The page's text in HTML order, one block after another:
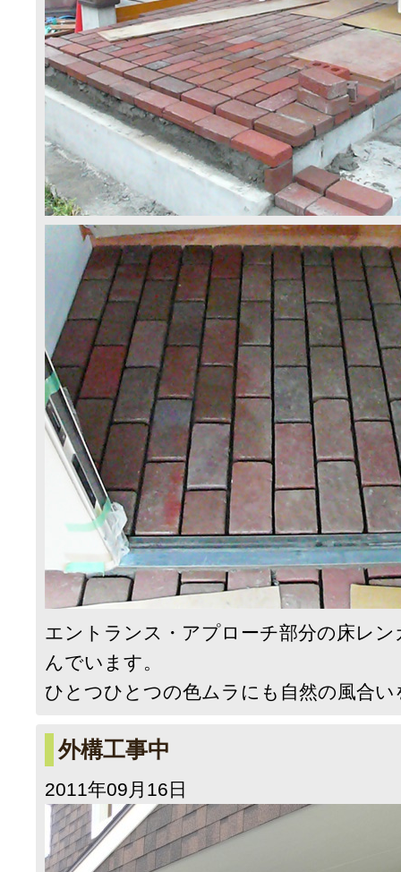
エントランス・アプローチ部分の床レン
んでいます。
ひとつひとつの色ムラにも自然の風合
外構工事中
2011年09月16日